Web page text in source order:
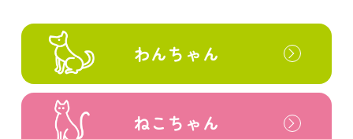
わんちゃん
ねこちゃん